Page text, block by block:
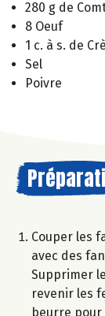
280 g de
8 Oeuf
1 c. à s. de
Sel
Poivre
Couper les
avec des
Supprimer
revenir les
beurre pour